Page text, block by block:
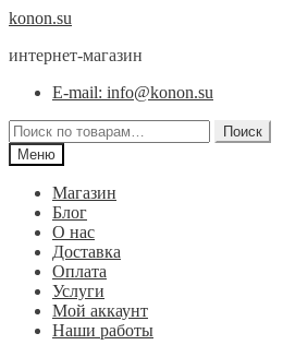
Перейти
навигации
Перейти
содержимому
konon.su
интернет-магазин
E-mail: info@konon.su
Искать:
Поиск
Меню
Магазин
Блог
О нас
Доставка
Оплата
Услуги
Мой аккаунт
Наши работы